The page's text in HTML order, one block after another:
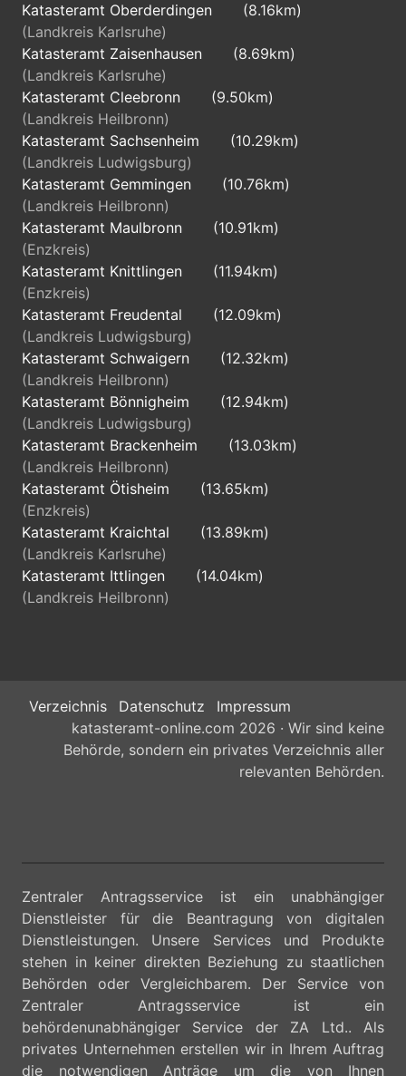
Katasteramt Oberderdingen
(8.16km)
(Landkreis Karlsruhe)
Katasteramt Zaisenhausen
(8.69km)
(Landkreis Karlsruhe)
Katasteramt Cleebronn
(9.50km)
(Landkreis Heilbronn)
Katasteramt Sachsenheim
(10.29km)
(Landkreis Ludwigsburg)
Katasteramt Gemmingen
(10.76km)
(Landkreis Heilbronn)
Katasteramt Maulbronn
(10.91km)
(Enzkreis)
Katasteramt Knittlingen
(11.94km)
(Enzkreis)
Katasteramt Freudental
(12.09km)
(Landkreis Ludwigsburg)
Katasteramt Schwaigern
(12.32km)
(Landkreis Heilbronn)
Katasteramt Bönnigheim
(12.94km)
(Landkreis Ludwigsburg)
Katasteramt Brackenheim
(13.03km)
(Landkreis Heilbronn)
Katasteramt Ötisheim
(13.65km)
(Enzkreis)
Katasteramt Kraichtal
(13.89km)
(Landkreis Karlsruhe)
Katasteramt Ittlingen
(14.04km)
(Landkreis Heilbronn)
Verzeichnis Datenschutz
Impressum
katasteramt-online.com 2026 · Wir sind keine
Behörde, sondern ein privates Verzeichnis aller
relevanten Behörden.
Zentraler Antragsservice ist ein unabhängiger
Dienstleister für die Beantragung von digitalen
Dienstleistungen. Unsere Services und Produkte
stehen in keiner direkten Beziehung zu staatlichen
Behörden oder Vergleichbarem. Der Service von
Zentraler Antragsservice ist ein
behördenunabhängiger Service der ZA Ltd.. Als
privates Unternehmen erstellen wir in Ihrem Auftrag
die notwendigen Anträge um die von Ihnen